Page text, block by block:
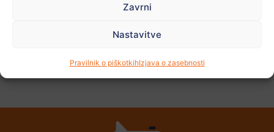
Zavrni
Nastavitve
Pravilnik o piškotkihIzjava o zasebnosti